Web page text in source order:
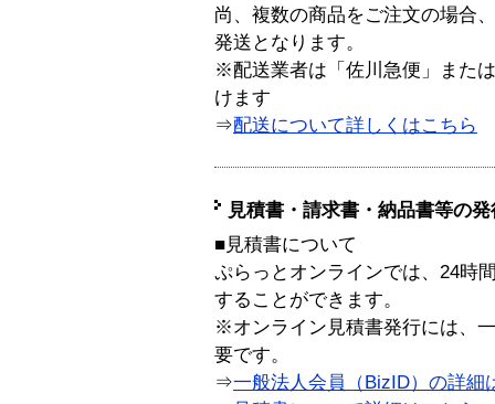
尚、複数の商品をご注文の場合
発送となります。
※配送業者は「佐川急便」また
けます
⇒配送について詳しくはこちら
見積書・請求書・納品書等の
■見積書について
ぷらっとオンラインでは、24時
することができます。
※オンライン見積書発行には、
要です。
⇒一般法人会員（BizID）の詳細